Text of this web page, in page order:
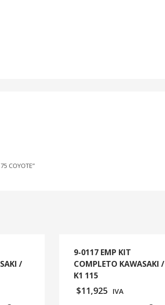
COYOTE”
/
9-0117 EMP KIT
COMPLETO KAWASAKI /
K1 115
$11,925 IVA